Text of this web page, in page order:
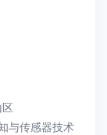
与传感器技术